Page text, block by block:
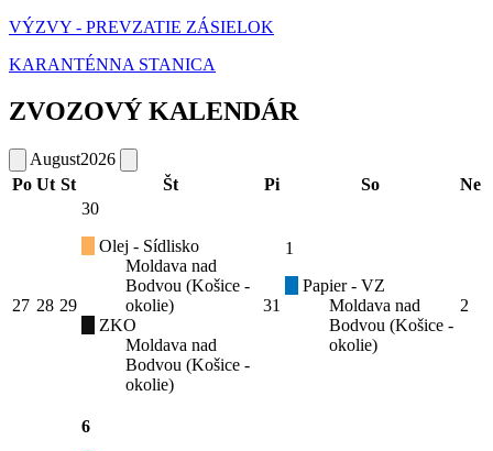
VÝZVY - PREVZATIE ZÁSIELOK
KARANTÉNNA STANICA
ZVOZOVÝ KALENDÁR
August2026
Po Ut St Št Pi So Ne
27 28 29
30
Olej - Sídlisko
Moldava nad
Bodvou (Košice -
okolie)
ZKO
Moldava nad
Bodvou (Košice -
okolie)
31
1
Papier - VZ
Moldava nad
Bodvou (Košice -
okolie)
2
6